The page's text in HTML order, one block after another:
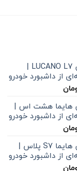
روداشبوردی سه‌ لایه طرح کربن LUCANO L7 |
از داشبورد خودرو
تومان
قیمت
4,900,000 تومان
است.
هایما هشت اس |
از داشبورد خودرو
تومان
قیمت
4,900,000 تومان
است.
روداشبوردی سه‌ لایه طرح کربن هایما S7 پلاس |
از داشبورد خودرو
قیمت